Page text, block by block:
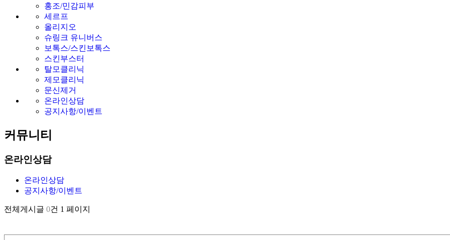
홍조/민감피부
세르프
올리지오
슈링크 유니버스
보톡스/스킨보톡스
스킨부스터
탈모클리닉
제모클리닉
문신제거
온라인상담
공지사항/이벤트
커뮤니티
온라인상담
온라인상담
공지사항/이벤트
전체게시글 0건 1 페이지